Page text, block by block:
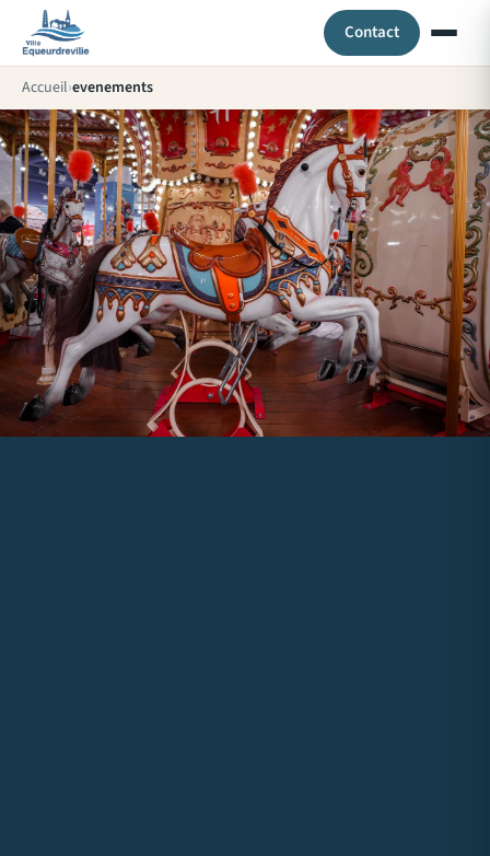
Contact
Accueil evenements